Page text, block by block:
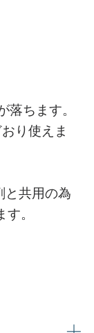
落ちます。
り使えま
と共用の為
。